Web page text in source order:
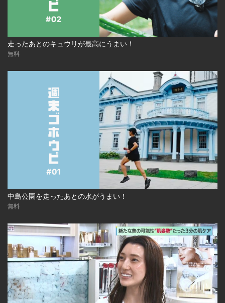
走ったあとのキュウリが最高にうまい！
無料
中島公園を走ったあとの水がうまい！
無料